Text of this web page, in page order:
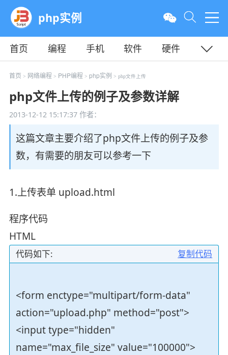
php实例
首页 编程 手机 软件
硬件
教程
平面 服务器
首页 > 网络编程 > PHP编程 > php实例 > php文件上传
php文件上传的例子及参数详解
2013-12-12 15:17:37作者：
这篇文章主要介绍了php文件上传的例子及参
数，有需要的朋友可以参考一下
1.上传表单 upload.html
程序代码
HTML
复制代码
代码如下:
<form enctype="multipart/form-data"
action="upload.php" method="post">
<input type="hidden"
name="max_file_size" value="100000">